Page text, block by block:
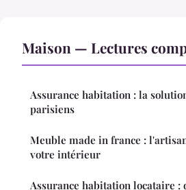
Maison — Lectures
Assurance habitation : la
parisiens
Meuble made in france :
votre intérieur
Assurance habitation locataire